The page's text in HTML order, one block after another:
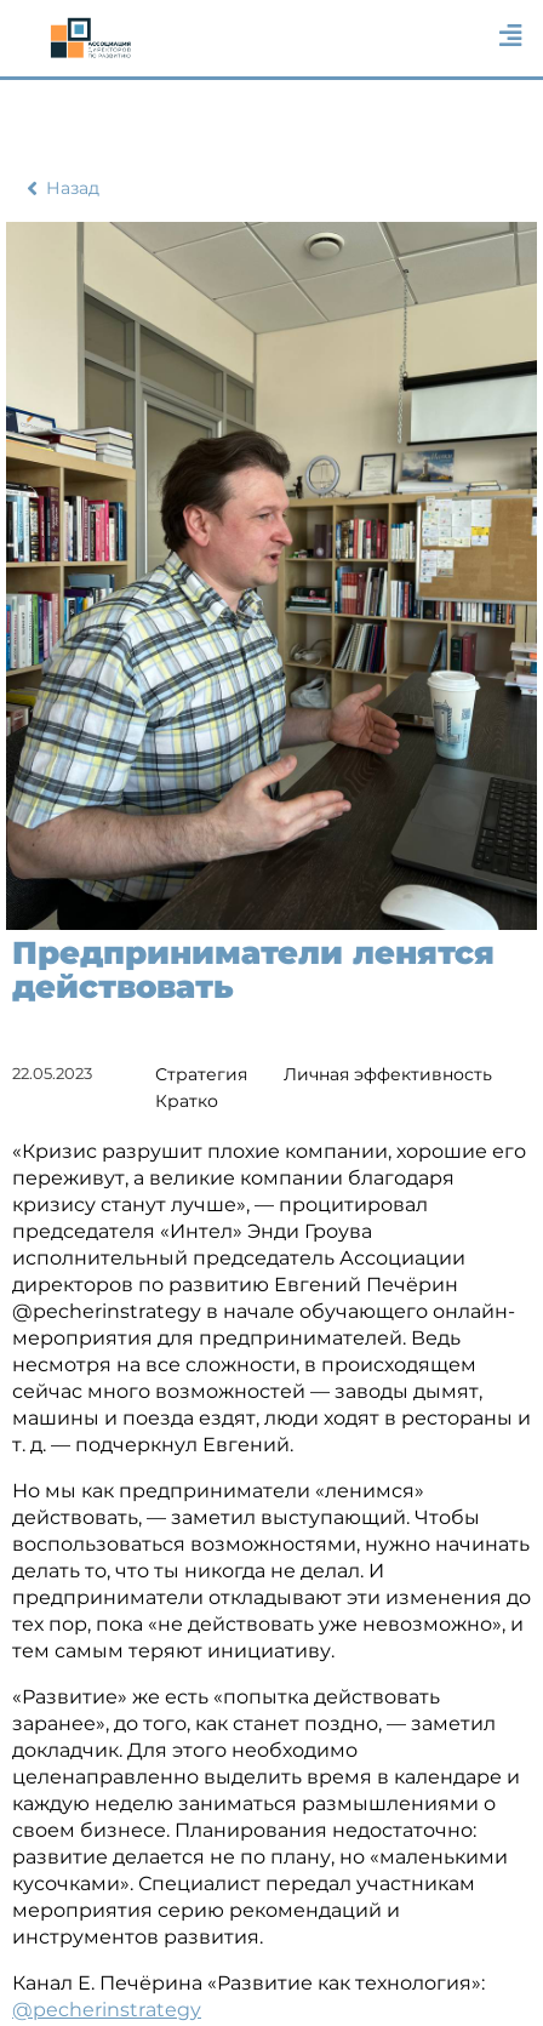
Назад
Предприниматели ленятся
действовать
22.05.2023 Стратегия
Личная эффективность
Кратко
«Кризис разрушит плохие компании, хорошие его
переживут, а великие компании благодаря
кризису станут лучше», — процитировал
председателя «Интел» Энди Гроува
исполнительный председатель Ассоциации
директоров по развитию Евгений Печёрин
@pecherinstrategy в начале обучающего онлайн-
мероприятия для предпринимателей. Ведь
несмотря на все сложности, в происходящем
сейчас много возможностей — заводы дымят,
машины и поезда ездят, люди ходят в рестораны и
т. д. — подчеркнул Евгений.
Но мы как предприниматели «ленимся»
действовать, — заметил выступающий. Чтобы
воспользоваться возможностями, нужно начинать
делать то, что ты никогда не делал. И
предприниматели откладывают эти изменения до
тех пор, пока «не действовать уже невозможно», и
тем самым теряют инициативу.
«Развитие» же есть «попытка действовать
заранее», до того, как станет поздно, — заметил
докладчик. Для этого необходимо
целенаправленно выделить время в календаре и
каждую неделю заниматься размышлениями о
своем бизнесе. Планирования недостаточно:
развитие делается не по плану, но «маленькими
кусочками». Специалист передал участникам
мероприятия серию рекомендаций и
инструментов развития.
Канал Е. Печёрина «Развитие как технология»:
@pecherinstrategy